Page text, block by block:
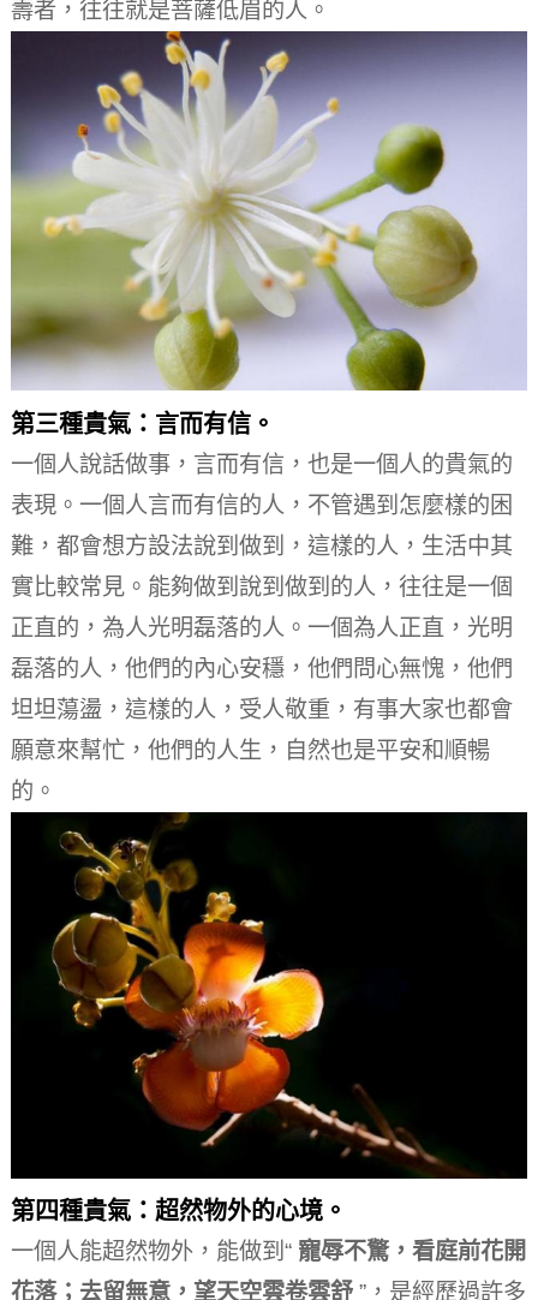
壽者，往往就是菩薩低眉的人。
第三種貴氣：言而有信。
一個人說話做事，言而有信，也是一個人的貴氣的
表現。 一個人言而有信的人，不管遇到怎麼樣的困
難，都會想方設法說到做到，這樣的人，生活中其
實比較常見。 能夠做到說到做到的人，往往是一個
正直的，為人光明磊落的人。 一個為人正直，光明
磊落的人，他們的內心安穩，他們問心無愧，他們
坦坦蕩盪，這樣的人，受人敬重，有事大家也都會
願意來幫忙，他們的人生，自然也是平安和順暢
的。
第四種貴氣：超然物外的心境。
一個人能超然物外，能做到“ 寵辱不驚，看庭前花開
花落；去留無意，望天空雲卷雲舒 ”，是經歷過許多